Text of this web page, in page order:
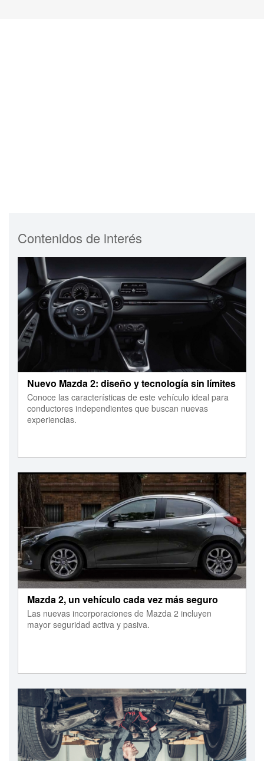
Contenidos de interés
Nuevo Mazda 2: diseño y tecnología sin límites
Conoce las características de este vehículo ideal para
conductores independientes que buscan nuevas
experiencias.
Mazda 2, un vehículo cada vez más seguro
Las nuevas incorporaciones de Mazda 2 incluyen
mayor seguridad activa y pasiva.